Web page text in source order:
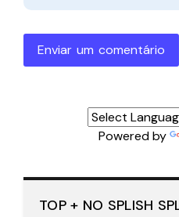
Enviar um comentário
Powered by
TOP + NO SPLISH